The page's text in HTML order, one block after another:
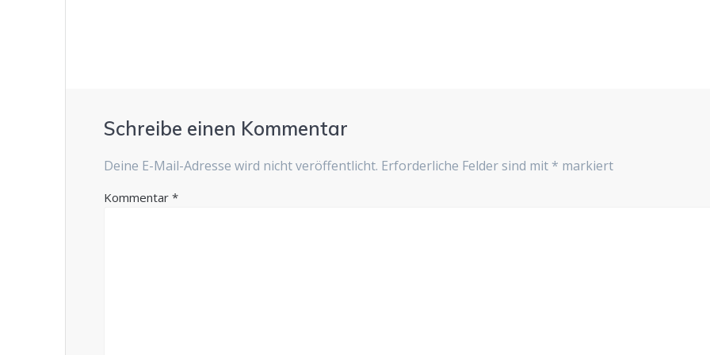
Schreibe einen Kommentar
Deine E-Mail-Adresse wird nicht veröffentlicht. Erforderliche Felder sind mit * markiert
Kommentar*